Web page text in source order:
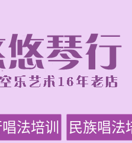
法培训 民族唱法